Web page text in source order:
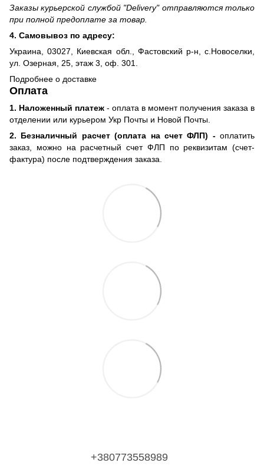
Заказы курьерской службой "Delivery" отправляются только
при полной предоплате за товар.
4. Самовывоз по адресу:
Украина, 03027, Киевская обл., Фастовский р-н, с.Новоселки,
ул. Озерная, 25, этаж 3, оф. 301.
Подробнее о доставке
Оплата
1. Наложенный платеж - оплата в момент получения заказа в
отделении или курьером Укр Почты и Новой Почты.
2. Безналичный расчет (оплата на счет ФЛП) -оплатить
заказ, можно на расчетный счет ФЛП по реквизитам (счет-
фактура) после подтверждения заказа.
+380773558989